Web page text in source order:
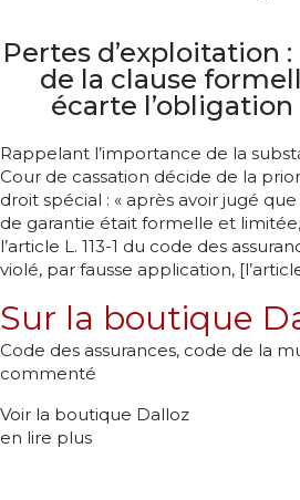
Pertes d’exploitation
de la clause
écarte
Rappelant l’importance de la
Cour de cassation décide de la
droit spécial : « après avoir jugé
de garantie était formelle et
l’article L. 113-1 du code des
violé, par fausse application,
Sur la boutique
Code des assurances, code de la
commenté
Voir la boutique Dalloz
en lire plus